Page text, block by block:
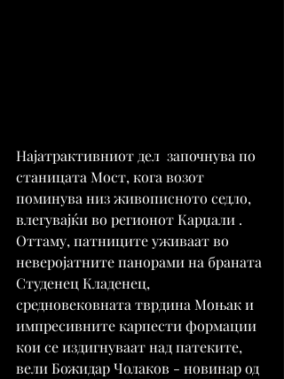
Најатрактивниот дел  започнува по
станицата Мост, кога возот
поминува низ живописното седло,
влегувајќи во регионот Карџали .
Оттаму, патниците уживаат во
неверојатните панорами на браната
Студенец Кладенец,
средновековната тврдина Моњак и
импресивните карпести формации
кои се издигнуваат над патеките,
вели Божидар Чолаков - новинар од